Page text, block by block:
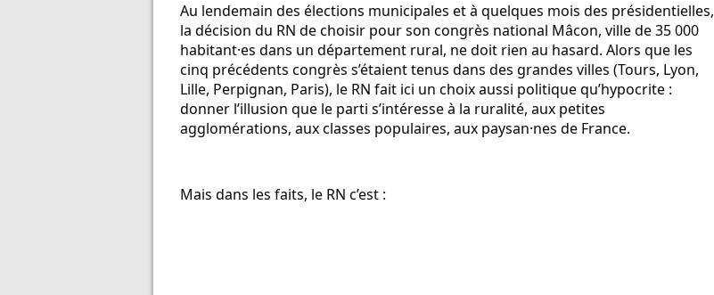
Au lendemain des élections municipales et à quelques mois des présidentielles,
la décision du RN de choisir pour son congrès national Mâcon, ville de 35 000
habitant·es dans un département rural, ne doit rien au hasard. Alors que les
cinq précédents congrès s’étaient tenus dans des grandes villes (Tours, Lyon,
Lille, Perpignan, Paris), le RN fait ici un choix aussi politique qu’hypocrite :
donner l’illusion que le parti s’intéresse à la ruralité, aux petites
agglomérations, aux classes populaires, aux paysan·nes de France.
Mais dans les faits, le RN c’est :